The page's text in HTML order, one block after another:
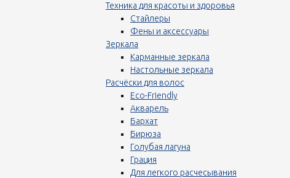
Техника для красоты и здоровья
Стайлеры
Фены и аксессуары
Зеркала
Карманные зеркала
Настольные зеркала
Расчёски для волос
Eco-Friendly
Акварель
Бархат
Бирюза
Голубая лагуна
Грация
Для легкого расчесывания